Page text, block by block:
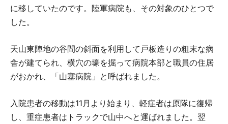
に移していたのです。陸軍病院も、その対象のひとつで
した。
天山東陣地の谷間の斜面を利用して戸板造りの粗末な病
舎が建てられ、横穴の壕を掘って病院本部と職員の住居
がおかれ、「山塞病院」と呼ばれました。
入院患者の移動は11月より始まり、軽症者は原隊に復帰
し、重症患者はトラックで山中へと運ばれました。翌